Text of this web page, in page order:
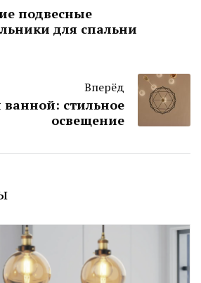
подвесные
для спальни
Вперёд
стильное
освещение